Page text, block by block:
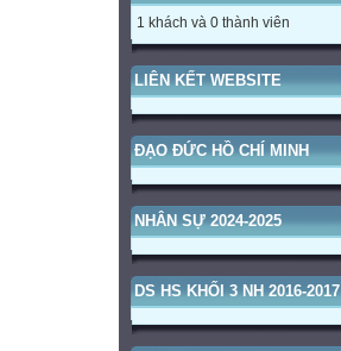
1 khách và 0 thành viên
LIÊN KẾT WEBSITE
ĐẠO ĐỨC HỒ CHÍ MINH
NHÂN SỰ 2024-2025
DS HS KHỐI 3 NH 2016-2017